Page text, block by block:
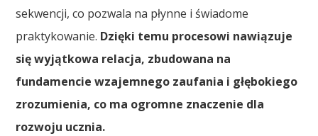
sekwencji, co pozwala na płynne i świadome
praktykowanie. Dzięki temu procesowi nawiązuje
się wyjątkowa relacja, zbudowana na
fundamencie wzajemnego zaufania i głębokiego
zrozumienia, co ma ogromne znaczenie dla
rozwoju ucznia.